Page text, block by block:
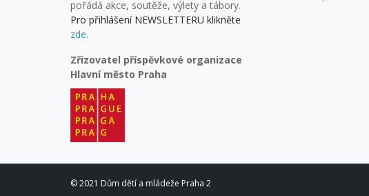
pořádá akce, soutěže, výlety a tábory.
Pro přihlášení NEWSLETTERU klikněte
zde.
Zřizovatel příspěvkové organizace
Hlavní město Praha
© 2021 Dům dětí a mládeže Praha 2